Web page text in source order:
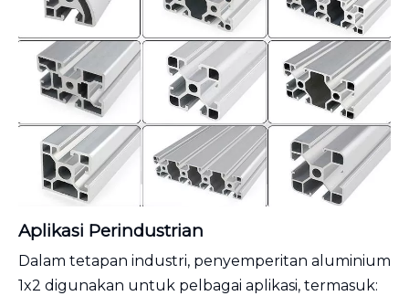
Aplikasi Perindustrian
Dalam tetapan industri, penyemperitan aluminium
1x2 digunakan untuk pelbagai aplikasi, termasuk: